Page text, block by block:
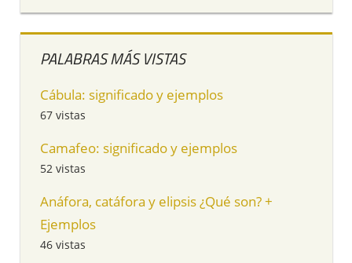
PALABRAS MÁS VISTAS
Cábula: significado y ejemplos
67 vistas
Camafeo: significado y ejemplos
52 vistas
Anáfora, catáfora y elipsis ¿Qué son? +
Ejemplos
46 vistas